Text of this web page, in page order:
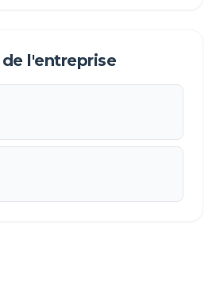
l'entreprise